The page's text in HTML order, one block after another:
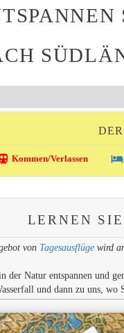
directions_transit Kommen/Verlassen local_hotel
LERNEN
von Tagesausflügewird
der Natur entspannen und
und dann zu uns, wo